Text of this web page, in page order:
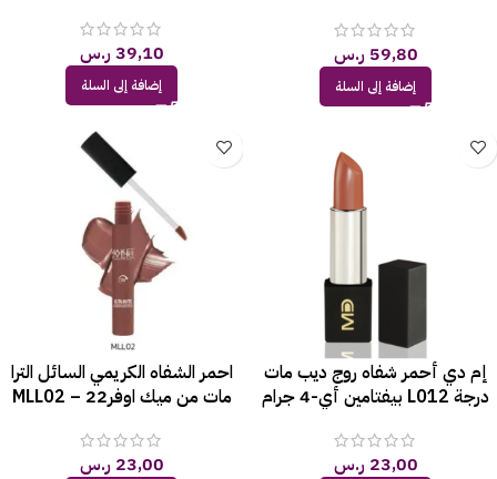
59,80 ر.س
إضافة إلى السلة
39,10ر.س
إضافة إلى السلة
إم دي أحمر شفاه روج ديب مات
درجة L012 بيفتامين أي-4 جرام
23,00 ر.س
احمر الشفاه الكريمي السائل الترا
مات من ميك اوفر22 – MLL02
23,00 ر.س